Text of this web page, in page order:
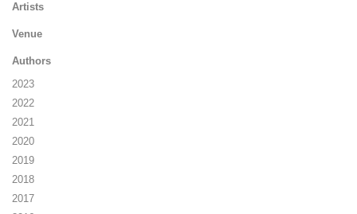
Artists
Venue
Authors
2023
2022
2021
2020
2019
2018
2017